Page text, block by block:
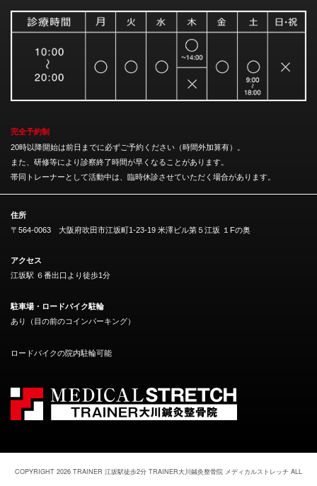
完全予約制
20時以降開始は前日までに必ずご予約ください（時間外加算有）。
また、研修等により診察終了時間が早くなることがあります。
帯同トレーナーとして活動中は、臨時休診させていただく場合があります。
住所
〒564-0063 大阪府吹田市江坂町1-23-19 米澤ビル第５江坂 １Fの奥
アクセス
江坂駅 ６番出口より徒歩1分
駐車場・ロードバイク駐輪
あり（目の前のコインパーキング）
ロードバイクの院内駐輪可能
COPYRIGHT 2026 TRAINER 江坂駅徒歩2分 TRAINER大川鍼灸整骨院 メディカルストレッチ ALL